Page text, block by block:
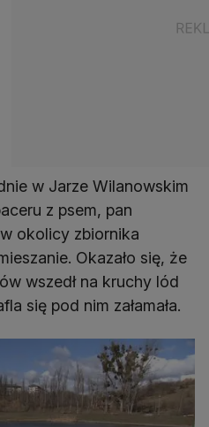
w Jarze Wilanowskim
z psem, pan
okolicy zbiornika
Okazało się, że
wszedł na kruchy lód
się pod nim załamała.